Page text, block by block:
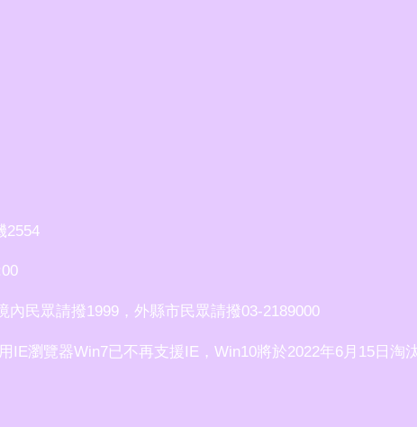
2554
民眾請撥1999，外縣市民眾請撥03-2189000
IE瀏覽器Win7已不再支援IE，Win10將於2022年6月15日淘